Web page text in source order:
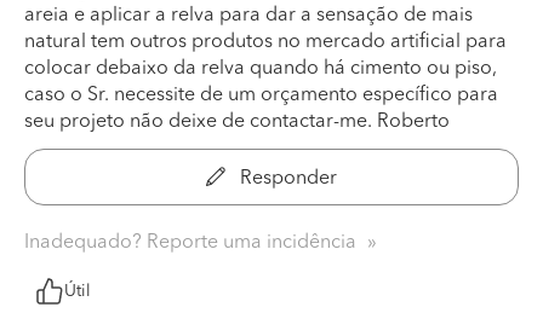
areia e aplicar a relva para dar a sensação de mais
natural tem outros produtos no mercado artificial para
colocar debaixo da relva quando há cimento ou piso,
caso o Sr. necessite de um orçamento específico para
seu projeto não deixe de contactar-me. Roberto
Responder
Inadequado? Reporte uma incidência
Útil